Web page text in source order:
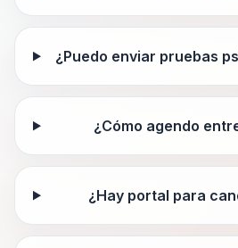
¿Puedo enviar pruebas
¿Cómo agendo
¿Hay portal para